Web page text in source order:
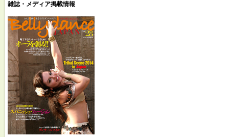
雑誌・メディア掲載情報